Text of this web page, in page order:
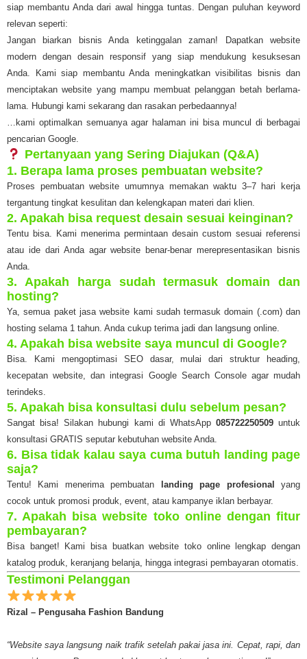
siap membantu Anda dari awal hingga tuntas. Dengan puluhan keyword
relevan seperti:
Jangan biarkan bisnis Anda ketinggalan zaman! Dapatkan website
modern dengan desain responsif yang siap mendukung kesuksesan
Anda. Kami siap membantu Anda meningkatkan visibilitas bisnis dan
menciptakan website yang mampu membuat pelanggan betah berlama-
lama. Hubungi kami sekarang dan rasakan perbedaannya!
…kami optimalkan semuanya agar halaman ini bisa muncul di berbagai
pencarian Google.
Pertanyaan yang Sering Diajukan (Q&A)
1. Berapa lama proses pembuatan website?
Proses pembuatan website umumnya memakan waktu 3–7 hari kerja
tergantung tingkat kesulitan dan kelengkapan materi dari klien.
2. Apakah bisa request desain sesuai keinginan?
Tentu bisa. Kami menerima permintaan desain custom sesuai referensi
atau ide dari Anda agar website benar-benar merepresentasikan bisnis
Anda.
3. Apakah harga sudah termasuk domain dan
hosting?
Ya, semua paket jasa website kami sudah termasuk domain (.com) dan
hosting selama 1 tahun. Anda cukup terima jadi dan langsung online.
4. Apakah bisa website saya muncul di Google?
Bisa. Kami mengoptimasi SEO dasar, mulai dari struktur heading,
kecepatan website, dan integrasi Google Search Console agar mudah
terindeks.
5. Apakah bisa konsultasi dulu sebelum pesan?
Sangat bisa! Silakan hubungi kami di WhatsApp 085722250509untuk
konsultasi GRATIS seputar kebutuhan website Anda.
6. Bisa tidak kalau saya cuma butuh landing page
saja?
Tentu! Kami menerima pembuatan landing page profesional
yang
cocok untuk promosi produk, event, atau kampanye iklan berbayar.
7. Apakah bisa website toko online dengan fitur
pembayaran?
Bisa banget! Kami bisa buatkan website toko online lengkap dengan
katalog produk, keranjang belanja, hingga integrasi pembayaran otomatis.
Testimoni Pelanggan
Rizal – Pengusaha Fashion Bandung
“Website saya langsung naik trafik setelah pakai jasa ini. Cepat, rapi, dan